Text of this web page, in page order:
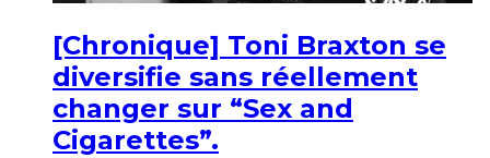
[Chronique] Toni Braxton se
diversifie sans réellement
changer sur “Sex and
Cigarettes”.